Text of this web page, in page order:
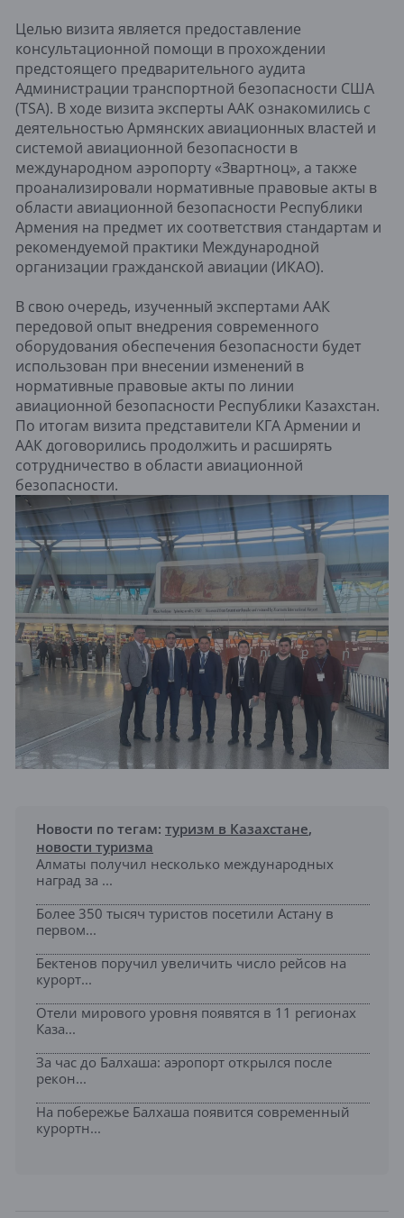
Целью визита является предоставление
консультационной помощи в прохождении
предстоящего предварительного аудита
Администрации транспортной безопасности США
(TSA). В ходе визита эксперты ААК ознакомились с
деятельностью Армянских авиационных властей и
системой авиационной безопасности в
международном аэропорту «Звартноц», а также
проанализировали нормативные правовые акты в
области авиационной безопасности Республики
Армения на предмет их соответствия стандартам и
рекомендуемой практики Международной
организации гражданской авиации (ИКАО).
В свою очередь, изученный экспертами ААК
передовой опыт внедрения современного
оборудования обеспечения безопасности будет
использован при внесении изменений в
нормативные правовые акты по линии
авиационной безопасности Республики Казахстан.
По итогам визита представители КГА Армении и
ААК договорились продолжить и расширять
сотрудничество в области авиационной
безопасности.
Новости по тегам: туризм в Казахстане,
новости туризма
Алматы получил несколько международных
наград за ...
Более 350 тысяч туристов посетили Астану в
первом...
Бектенов поручил увеличить число рейсов на
курорт...
Отели мирового уровня появятся в 11 регионах
Каза...
За час до Балхаша: аэропорт открылся после
рекон...
На побережье Балхаша появится современный
курортн...